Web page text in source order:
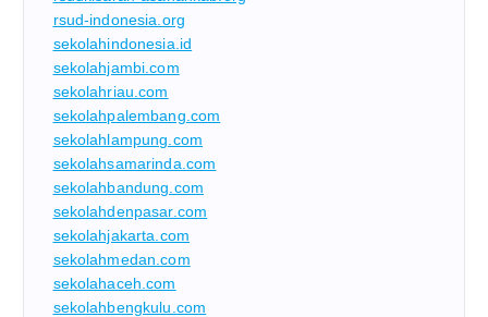
rsud-indonesia.org
sekolahindonesia.id
sekolahjambi.com
sekolahriau.com
sekolahpalembang.com
sekolahlampung.com
sekolahsamarinda.com
sekolahbandung.com
sekolahdenpasar.com
sekolahjakarta.com
sekolahmedan.com
sekolahaceh.com
sekolahbengkulu.com